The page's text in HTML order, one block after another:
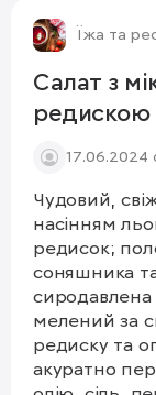
Їжа та
Салат з
редискою
17.06.2024
Чудовий,
насінням
редисок;
соняшника
сиродавлена
мелений за
редиску та
акуратно